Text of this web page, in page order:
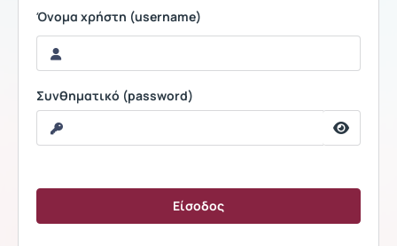
Όνομα χρήστη (username)
Συνθηματικό (password)